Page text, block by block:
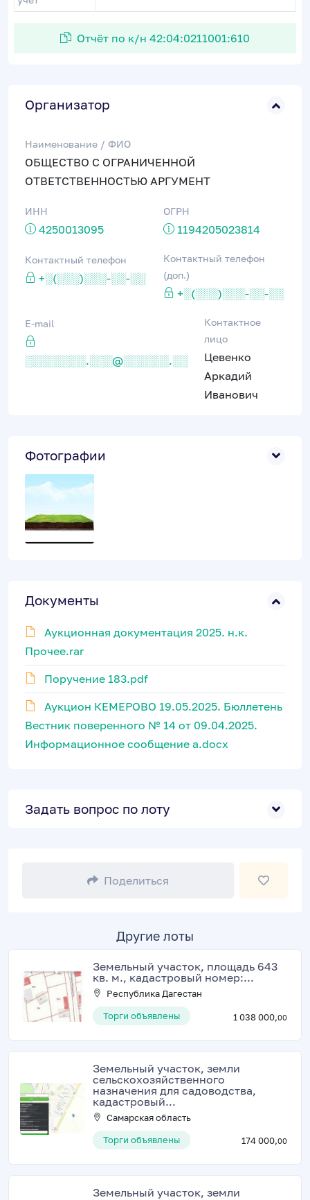
Отчёт по к/н 42:04:0211001:610
Организатор
Наименование / ФИО
ОБЩЕСТВО С ОГРАНИЧЕННОЙ
ОТВЕТСТВЕННОСТЬЮ АРГУМЕНТ
ИНН
4250013095
ОГРН
1194205023814
Контактный телефон
+░(░░░)░░░-░░-░░
Контактный телефон
(доп.)
+░(░░░)░░░-░░-░░
E-mail
░░░░░░░░.░░░@░░░░░░.░░
Контактное
лицо
Цевенко
Аркадий
Иванович
Фотографии
Документы
Аукционная документация 2025. н.к.
Прочее.rar
Поручение 183.pdf
Аукцион КЕМЕРОВО 19.05.2025. Бюллетень
Вестник поверенного № 14 от 09.04.2025.
Информационное сообщение а.docx
Задать вопрос по лоту
Поделиться
Другие лоты
Земельный участок, площадь 643
кв. м., кадастровый номер:...
Республика Дагестан
Торги объявлены
1 038 000,00
Земельный участок, земли
сельскохозяйственного
назначения для садоводства,
кадастровый...
Самарская область
Торги объявлены
174 000,00
Земельный участок, земли